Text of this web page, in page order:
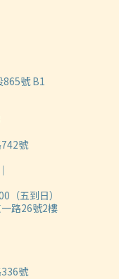
865號 B1
號
（五到日）
路26號2樓
號